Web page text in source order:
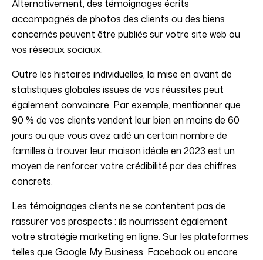
Alternativement, des témoignages écrits
accompagnés de photos des clients ou des biens
concernés peuvent être publiés sur votre site web ou
vos réseaux sociaux.
Outre les histoires individuelles, la mise en avant de
statistiques globales issues de vos réussites peut
également convaincre. Par exemple, mentionner que
90 % de vos clients vendent leur bien en moins de 60
jours ou que vous avez aidé un certain nombre de
familles à trouver leur maison idéale en 2023 est un
moyen de renforcer votre crédibilité par des chiffres
concrets.
Les témoignages clients ne se contentent pas de
rassurer vos prospects : ils nourrissent également
votre stratégie marketing en ligne. Sur les plateformes
telles que Google My Business, Facebook ou encore